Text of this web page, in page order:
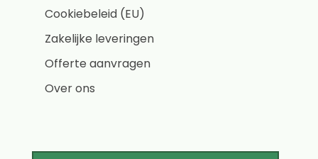
Cookiebeleid (EU)
Zakelijke leveringen
Offerte aanvragen
Over ons